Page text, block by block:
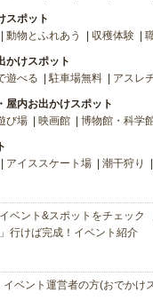
スポット
動物とふれあう 収穫体験
かけスポット
遊べる 駐車場無料 アスレ
屋内お出かけスポット
び場 映画館 博物館・科学
アイススケート場 潮干狩り
ベント&スポットをチェック
行けば完成！イベント紹介
イベント運営者の方(おでかけ